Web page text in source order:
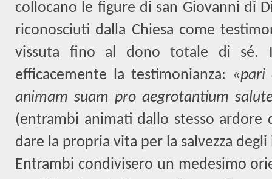
collocano le figure di san Giovanni di
riconosciuti dalla Chiesa come
vissuta fino al dono totale di sé.
efficacemente la testimonianza:
«pari
animam suam pro aegrotantium
(entrambi animati dallo stesso ardore
dare la propria vita per la salvezza
Entrambi condivisero un medesimo